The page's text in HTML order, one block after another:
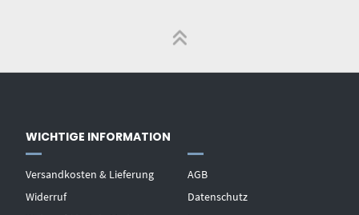
WICHTIGE INFORMATION
Versandkosten & Lieferung
Widerruf
AGB
Datenschutz